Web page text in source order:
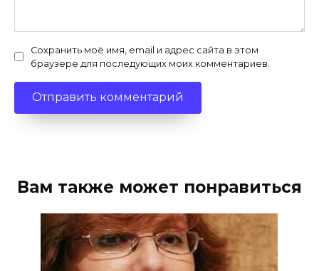
Сохранить моё имя, email и адрес сайта в этом
браузере для последующих моих комментариев.
Вам также может понравиться